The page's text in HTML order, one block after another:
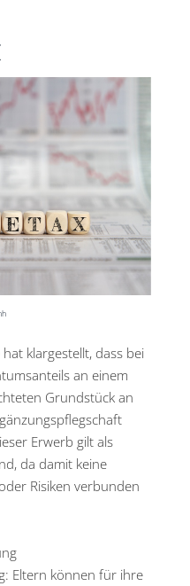
den Erfolg
klargestellt, dass bei
an einem
Grundstück an
Erwerb gilt als
da damit keine
Risiken verbunden
Eltern können für ihre